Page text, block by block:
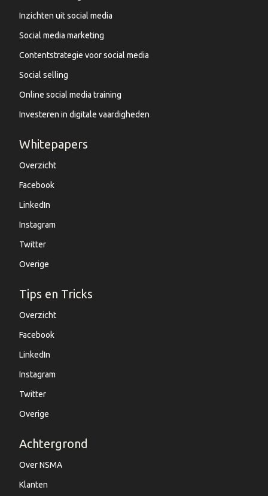
Inzichten uit social media
Social media marketing
Contentstrategie voor social media
Social selling
Online social media training
Investeren in digitale vaardigheden
Whitepapers
Overzicht
Facebook
LinkedIn
Instagram
Twitter
Overige
Tips en Tricks
Overzicht
Facebook
LinkedIn
Instagram
Twitter
Overige
Achtergrond
Over NSMA
Klanten